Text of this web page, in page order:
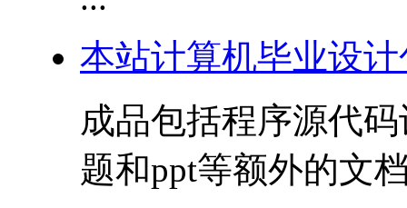
本站计算机毕业设
成品包括程序源代
题和ppt等额外的文